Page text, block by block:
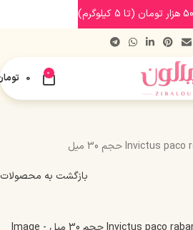
0
0
بازگشت به محصولات